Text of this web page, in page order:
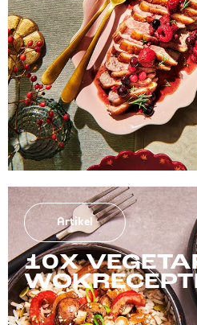
Artikel
10X